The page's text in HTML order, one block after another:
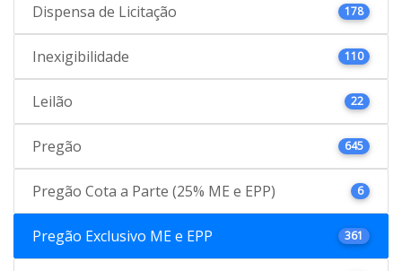
Dispensa de Licitação 178
Inexigibilidade 110
Leilão 22
Pregão 645
Pregão Cota a Parte (25% ME e EPP) 6
Pregão Exclusivo ME e EPP 361